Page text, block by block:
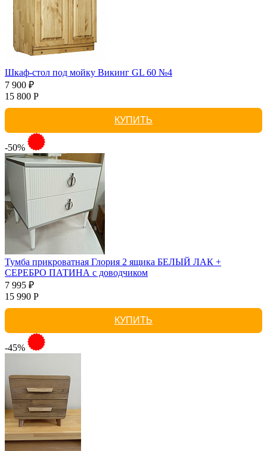
Шкаф-стол под мойку Викинг GL 60 №4
7 900 ₽
15 800 Р
КУПИТЬ
-50%
Тумба прикроватная Глория 2 ящика БЕЛЫЙ ЛАК +
СЕРЕБРО ПАТИНА с доводчиком
7 995 ₽
15 990 Р
КУПИТЬ
-45%